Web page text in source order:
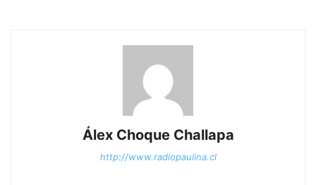
Álex Choque Challapa
http://www.radiopaulina.cl